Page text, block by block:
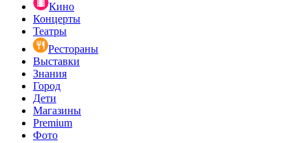
Кино
Концерты
Театры
Рестораны
Выставки
Знания
Город
Дети
Магазины
Premium
Фото